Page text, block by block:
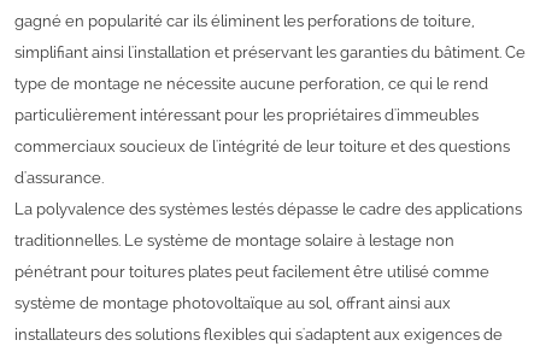
gagné en popularité car ils éliminent les perforations de toiture,
simplifiant ainsi l'installation et préservant les garanties du bâtiment. Ce
type de montage ne nécessite aucune perforation, ce qui le rend
particulièrement intéressant pour les propriétaires d'immeubles
commerciaux soucieux de l'intégrité de leur toiture et des questions
d'assurance.
La polyvalence des systèmes lestés dépasse le cadre des applications
traditionnelles. Le système de montage solaire à lestage non
pénétrant pour toitures plates peut facilement être utilisé comme
système de montage photovoltaïque au sol, offrant ainsi aux
installateurs des solutions flexibles qui s'adaptent aux exigences de